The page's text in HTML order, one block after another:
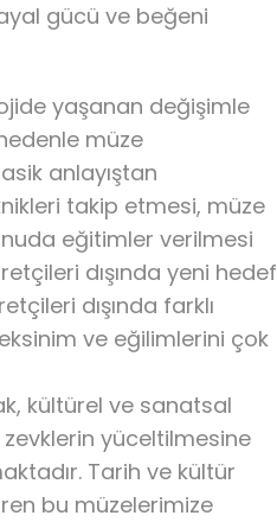
gücü ve beğeni
yaşanan değişimle
müze
anlayıştan
takip etmesi, müze
eğitimler verilmesi
dışında yeni hedef
dışında farklı
ve eğilimlerini çok
kültürel ve sanatsal
zevklerin yüceltilmesine
Tarih ve kültür
bu müzelerimize